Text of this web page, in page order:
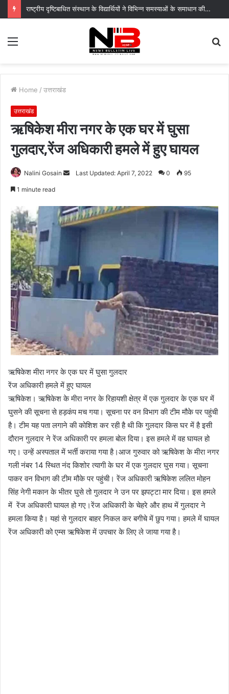
राष्ट्रीय दृष्टिबाधित संस्थान के विद्यार्थियों ने विभिन्न समस्याओं के समाधान की उठाई मांग
Menu
Home / उत्तराखंड
उत्तराखंड
ऋषिकेश मीरा नगर के एक घर में घुसा
गुलदार,रेंज अधिकारी हमले में हुए घायल
Nalini Gosain
SendLast Updated: April 7, 2022 0 95
1 minute read
ऋषिकेश मीरा नगर के एक घर में घुसा गुलदार
रेंज अधिकारी हमले में हुए घायल
ऋषिकेश। ऋषिकेश के मीरा नगर के रिहायशी क्षेत्र में एक गुलदार के एक घर में
घुसने की सूचना से हड़कंप मच गया। सूचना पर वन विभाग की टीम मौके पर पहुंची
है। टीम यह पता लगाने की कोशिश कर रही है थी कि गुलदार किस घर में है इसी
दौरान गुलदार ने रेंज अधिकारी पर हमला बोल दिया। इस हमले में वह घायल हो
गए। उन्हें अस्पताल में भर्ती कराया गया है।आज गुरुवार को ऋषिकेश के मीरा नगर
गली नंबर 14 स्थित नंद किशोर त्यागी के घर में एक गुलदार घुस गया। सूचना
पाकर वन विभाग की टीम मौके पर पहुंची। रेंज अधिकारी ऋषिकेश ललित मोहन
सिंह नेगी मकान के भीतर घुसे तो गुलदार ने उन पर झपट्टा मार दिया। इस हमले
में रेंज अधिकारी घायल हो गए।रेंज अधिकारी के चेहरे और हाथ में गुलदार ने
हमला किया है। यहां से गुलदार बाहर निकल कर बगीचे में छुप गया। हमले में घायल
रेंज अधिकारी को एम्स ऋषिकेश में उपचार के लिए ले जाया गया है।